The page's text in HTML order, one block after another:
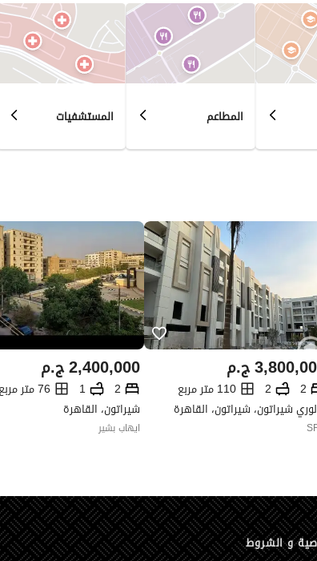
المطاعم المستشفيات
ج.م
2
2
110 متر مربع
شيراتون، شيراتون، القاهرة
ج.م2,400,000
2
1
76 متر مربع
شيراتون، القاهرة
ايهاب بشير
و الشروط